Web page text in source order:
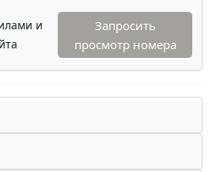
и
Запросить
просмотр номера